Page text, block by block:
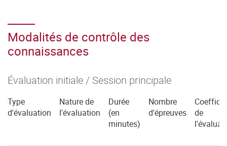
Modalités de contrôle des
connaissances
Évaluation initiale / Session principale
Type
d'évaluation
Nature de
l'évaluation
Durée
(en
minutes)
Nombre
d'épreuves
de